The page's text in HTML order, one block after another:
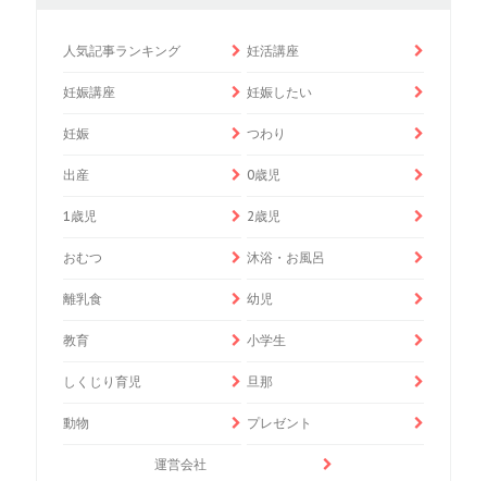
人気記事ランキング 妊活講座
妊娠講座 妊娠したい
妊娠 つわり
出産 0歳児
1歳児 2歳児
おむつ 沐浴・お風呂
離乳食 幼児
教育 小学生
しくじり育児 旦那
動物 プレゼント
運営会社